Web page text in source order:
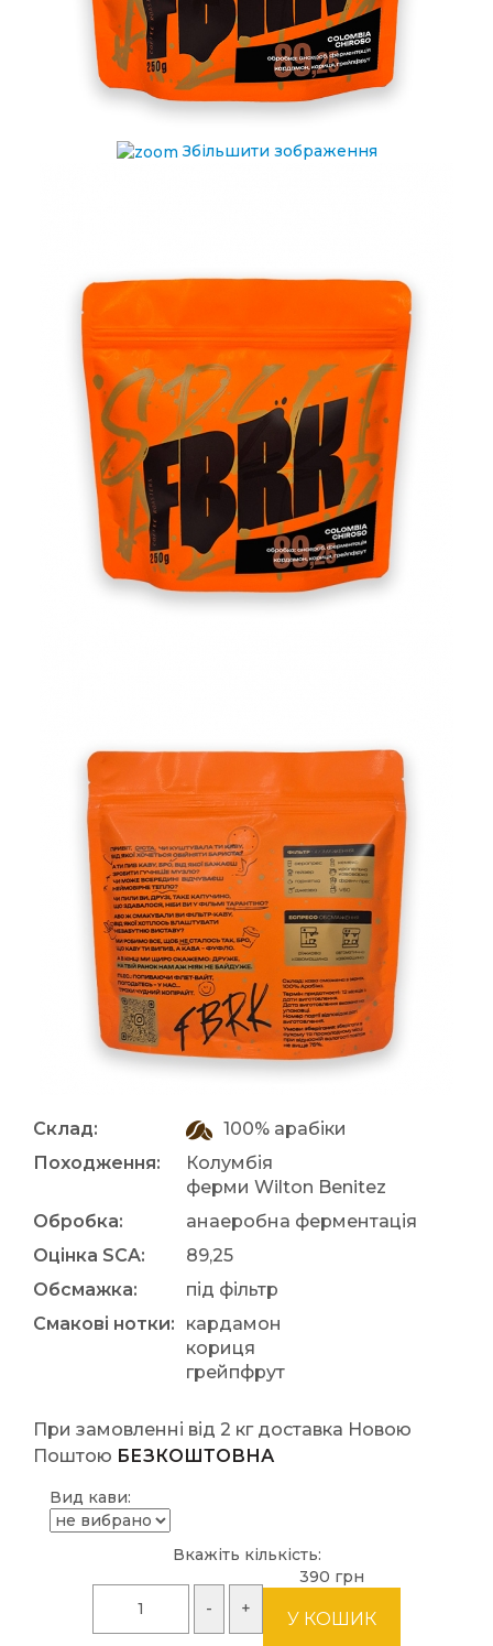
Збільшити зображення
Склад:
100% арабіки
Походження:
Колумбія
ферми Wilton Benitez
Обробка:
анаеробна ферментація
Оцінка SCA:
89,25
Обсмажка:
під фільтр
Смакові нотки:
кардамон
кориця
грейпфрут
При замовленні від 2 кг доставка Новою
Поштою БЕЗКОШТОВНА
Вид кави:
Вкажіть кількість:
390 грн